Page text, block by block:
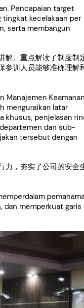
Pencapaian target
kecelakaan per
serta membangun
解。重点解读了制度制
参训人员能够准确理解
Manajemen Keamanan
menguraikan latar
khusus, penjelasan
dan sub-
tersebut dengan
力，夯实了公司的安全
dan memperkuat garis